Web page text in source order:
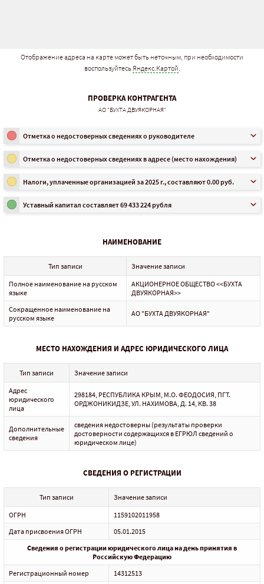
Отображение адреса на карте может быть неточным, при необходимости
воспользуйтесь Яндекс.Картой.
ПРОВЕРКА КОНТРАГЕНТА
АО "БУХТА ДВУЯКОРНАЯ"
Отметка о недостоверных сведениях о руководителе
Отметка о недостоверных сведениях в адресе (место нахождения)
Налоги, уплаченные организацией за 2025 г., составляют 0.00 руб.
Уставный капитал составляет 69 433 224 рубля
НАИМЕНОВАНИЕ
Тип записи
Значение записи
Полное наименование на русском
языке
АКЦИОНЕРНОЕ ОБЩЕСТВО <<БУХТА
ДВУЯКОРНАЯ>>
Сокращенное наименование на
русском языке
АО "БУХТА ДВУЯКОРНАЯ"
МЕСТО НАХОЖДЕНИЯ И АДРЕС ЮРИДИЧЕСКОГО ЛИЦА
Тип записи
Значение записи
Адрес
юридического
лица
298184, РЕСПУБЛИКА КРЫМ, М.О. ФЕОДОСИЯ, ПГТ.
ОРДЖОНИКИДЗЕ, УЛ. НАХИМОВА, Д. 14, КВ. 38
Дополнительные
сведения
сведения недостоверны (результаты проверки
достоверности содержащихся в ЕГРЮЛ сведений о
юридическом лице)
СВЕДЕНИЯ О РЕГИСТРАЦИИ
Тип записи
Значение записи
ОГРН
1159102011958
Дата присвоения ОГРН
05.01.2015
Сведения о регистрации юридического лица на день принятия в
Российскую Федерацию
Регистрационный номер
14312513